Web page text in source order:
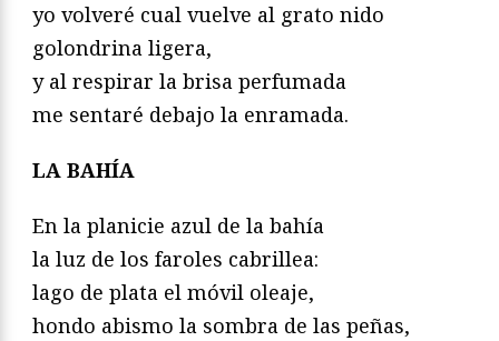
yo volveré cual vuelve al grato nido
golondrina ligera,
y al respirar la brisa perfumada
me sentaré debajo la enramada.
LA BAHÍA
En la planicie azul de la bahía
la luz de los faroles cabrillea:
lago de plata el móvil oleaje,
hondo abismo la sombra de las peñas,